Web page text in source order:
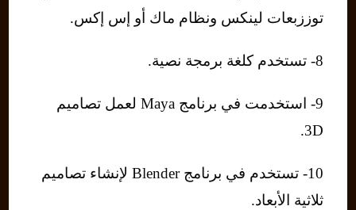
توززبعات لينكس ونظام ماك أو إس إكس.
8- تستخدم كلغة برمجة نصية.
9- استخدمت في برنامج Maya لعمل تصاميم
3D.
10- تستخدم في برنامج Blender لإنشاء تصاميم
ثلاثية الأبعاد.